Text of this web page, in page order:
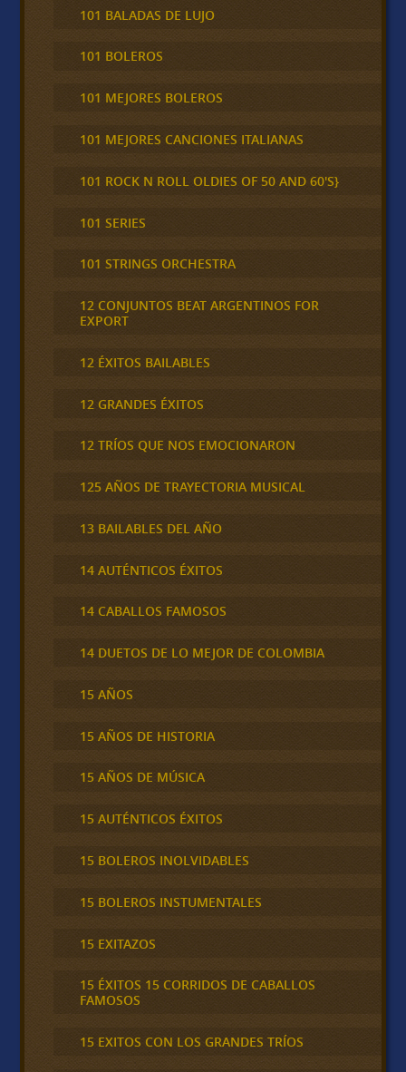
101 BALADAS DE LUJO
101 BOLEROS
101 MEJORES BOLEROS
101 MEJORES CANCIONES ITALIANAS
101 ROCK N ROLL OLDIES OF 50 AND 60'S}
101 SERIES
101 STRINGS ORCHESTRA
12 CONJUNTOS BEAT ARGENTINOS FOR
EXPORT
12 ÉXITOS BAILABLES
12 GRANDES ÉXITOS
12 TRÍOS QUE NOS EMOCIONARON
125 AÑOS DE TRAYECTORIA MUSICAL
13 BAILABLES DEL AÑO
14 AUTÉNTICOS ÉXITOS
14 CABALLOS FAMOSOS
14 DUETOS DE LO MEJOR DE COLOMBIA
15 AÑOS
15 AÑOS DE HISTORIA
15 AÑOS DE MÚSICA
15 AUTÉNTICOS ÉXITOS
15 BOLEROS INOLVIDABLES
15 BOLEROS INSTUMENTALES
15 EXITAZOS
15 ÉXITOS 15 CORRIDOS DE CABALLOS
FAMOSOS
15 EXITOS CON LOS GRANDES TRÍOS